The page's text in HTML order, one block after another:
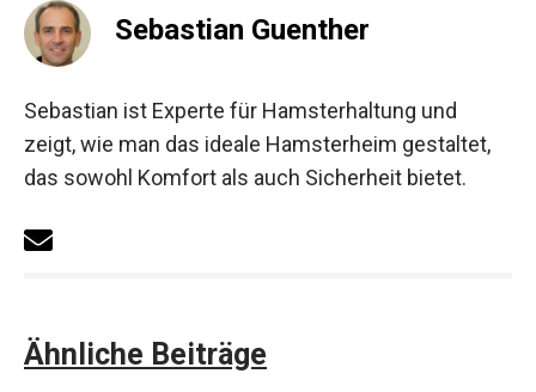
Sebastian Guenther
Sebastian ist Experte für Hamsterhaltung und
zeigt, wie man das ideale Hamsterheim gestaltet,
das sowohl Komfort als auch Sicherheit bietet.
Ähnliche Beiträge